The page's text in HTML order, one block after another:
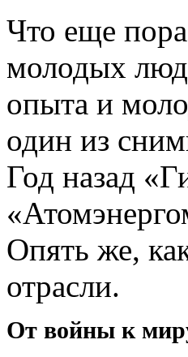
Что еще
молодых
опыта и
один из
Год назад
Опять же,
отрасли.
От войны к